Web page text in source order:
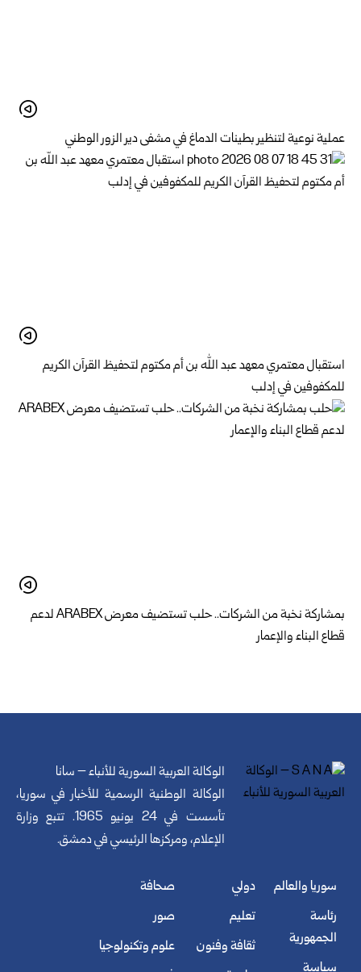
عملية نوعية لتنظير بطينات الدماغ في مشفى دير الزور الوطني
استقبال معتمري معهد عبد الله بن أم مكتوم لتحفيظ القرآن الكريم
للمكفوفين في إدلب
بمشاركة نخبة من الشركات.. حلب تستضيف معرض ARABEX لدعم
قطاع البناء والإعمار
الوكالة العربية السورية للأنباء – سانا
الوكالة الوطنية الرسمية للأخبار في سوريا،
تأسست في 24 يونيو 1965. تتبع وزارة
الإعلام، ومركزها الرئيسي في دمشق.
سوريا والعالم
رئاسة
الجمهورية
دولي
تعليم
ثقافة وفنون
صحافة
صور
علوم وتكنولوجيا